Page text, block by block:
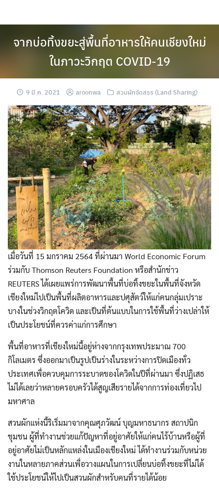
จากบ่อทิ้งขยะสู่พื้นที่อาหารให้คนเชียงใหม่
ในภาวะวิกฤต COVID-19
9 มี.ค. 2021 aroonwa สวนผักจัดสรร (Land Sharing)
เมื่อวันที่ 15 มกราคม 2564 ที่ผ่านมา World Economic Forum
ร่วมกับ Thomson Reuters Foundation หรือสำนักข่าว
REUTERS ได้เผยแพร่การพัฒนาพื้นที่บ่อทิ้งขยะในพื้นที่จังหวัด
เชียงใหม่ไปเป็นพื้นที่ผลิตอาหารและปศุสัตว์ให้แก่คนกลุ่มเปราะ
บางในช่วงวิกฤตโควิด และเป็นที่ต้นแบบในการใช้พื้นที่ว่างเปล่าให้
เป็นประโยชน์ที่ควรค่าแก่การศึกษา
พื้นที่อาหารที่เชียงใหม่นี้อยู่ห่างจากกรุงเทพประมาณ 700
กิโลเมตร ซึ่งออกมาเป็นรูปเป็นร่างในระหว่างการปิดเมืองทั่ว
ประเทศเพื่อควบคุมการระบาดของโควิดในปีที่ผ่านมา ซึ่งปฏิเสธ
ไม่ได้เลยว่าหลายครอบครัวได้สูญเสียรายได้จากการท่องเที่ยวไป
มหาศาล
สวนผักแห่งนี้ริเริ่มมาจากคุณศุภวัฒน์ บุญมหาธนากร สถาปนิก
ชุมชน ผู้ที่ทำงานช่วยแก้ปัญหาที่อยู่อาศัยให้แก่คนไร้บ้านหรือผู้ที่
อยู่อาศัยไม่เป็นหลักแหล่งในเมืองเชียงใหม่ ได้ทำงานร่วมกับหน่วย
งานในหลายภาคส่วนเพื่อวางแผนในการเปลี่ยนบ่อทิ้งขยะที่ไม่ได้
ใช้ประโยชน์ให้ไปเป็นสวนผักสำหรับคนที่รายได้น้อย